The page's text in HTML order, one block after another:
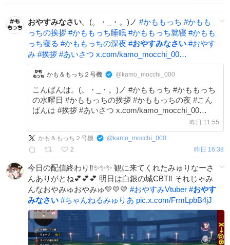
おやすみなさい。(。・_・。)ノ #かももっち #かもも
っちの挨拶 #かももっち睡眠 #かももっち就寝 #かもも
っち寝る #かももっちの深夜 #おやすみなさい #おやす
み #挨拶 #あいさつ x.com/kamo_mocchi_00…
かも＆もっち２号機 @kamo_mocchi_000
こんばんは。(。・_・。)ノ #かももっち #かももっち
の水曜日 #かももっちの挨拶 #かももっちの夜 #こん
ばんは #挨拶 #あいさつ x.com/kamo_mocchi_00…
昨日 11:55
かも＆もっち２号機 @ kamo_mocchi_000
2
昨日 16:38
今日の配信終わり‼✨✨✨ 観に来てくれたみゅりなーさ
んありがとね💕💕💕 明日は白銀の城CBT‼ それじゃみ
んなおやみゅおやみゅ💛💛💛 #おやすみVtuber #おやす
みなさい #ちゃんねるみゅりあ pic.x.com/FrmLpbB4jJ